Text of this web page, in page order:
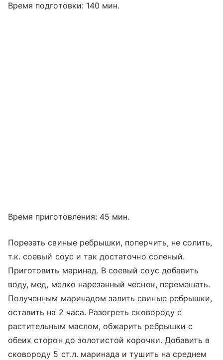
Время подготовки: 140 мин.
Время приготовления: 45 мин.
Порезать свиные ребрышки, поперчить, не солить,
т.к. соевый соус и так достаточно соленый.
Приготовить маринад. В соевый соус добавить
воду, мед, мелко нарезанный чеснок, перемешать.
Полученным маринадом залить свиные ребрышки,
оставить на 2 часа. Разогреть сковороду с
растительным маслом, обжарить ребрышки с
обеих сторон до золотистой корочки. Добавить в
сковороду 5 ст.л. маринада и тушить на среднем